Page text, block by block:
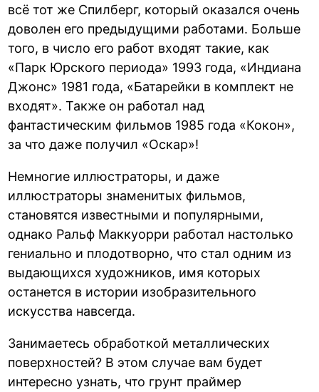
всё тот же Спилберг, который оказался очень
доволен его предыдущими работами. Больше
того, в число его работ входят такие, как
«Парк Юрского периода» 1993 года, «Индиана
Джонс» 1981 года, «Батарейки в комплект не
входят». Также он работал над
фантастическим фильмов 1985 года «Кокон»,
за что даже получил «Оскар»!
Немногие иллюстраторы, и даже
иллюстраторы знаменитых фильмов,
становятся известными и популярными,
однако Ральф Маккуорри работал настолько
гениально и плодотворно, что стал одним из
выдающихся художников, имя которых
останется в истории изобразительного
искусства навсегда.
Занимаетесь обработкой металлических
поверхностей? В этом случае вам будет
интересно узнать, что грунт праймер